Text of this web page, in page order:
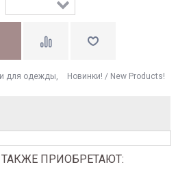
для одежды, Новинки! / New Products!
ПРИОБРЕТАЮТ: